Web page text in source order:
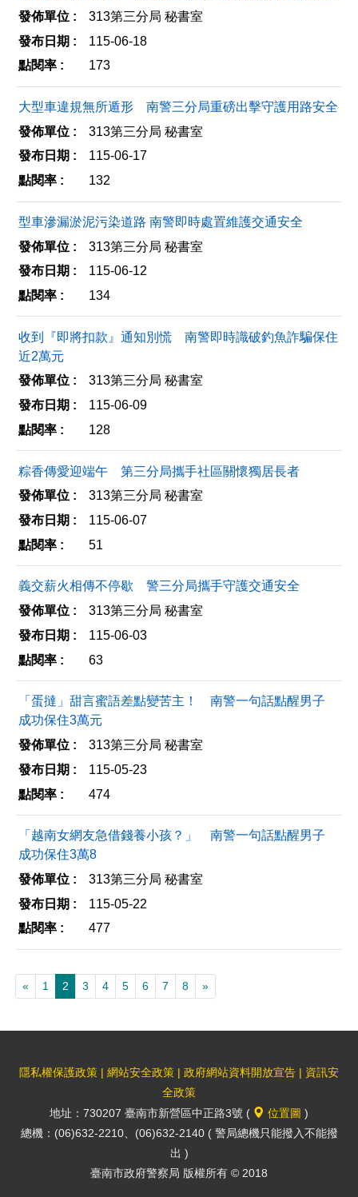
313第三分局 秘書室
115-06-18
173
大型車違規無所遁形 南警三分局重磅出擊守護用路安全
313第三分局 秘書室
115-06-17
132
型車滲漏淤泥污染道路 南警即時處置維護交通安全
313第三分局 秘書室
115-06-12
134
收到『即將扣款』通知別慌 南警即時識破釣魚詐騙保住
近2萬元
313第三分局 秘書室
115-06-09
128
粽香傳愛迎端午 第三分局攜手社區關懷獨居長者
313第三分局 秘書室
115-06-07
51
義交薪火相傳不停歇 警三分局攜手守護交通安全
313第三分局 秘書室
115-06-03
63
「蛋撻」甜言蜜語差點變苦主！ 南警一句話點醒男子
成功保住3萬元
313第三分局 秘書室
115-05-23
474
「越南女網友急借錢養小孩？」 南警一句話點醒男子
成功保住3萬8
313第三分局 秘書室
115-05-22
477
« 1 2 3 4 5 6 7 8 »
隱私權保護政策 | 網站安全政策 | 政府網站資料開放宣告 | 資訊安
全政策
地址：730207 臺南市新營區中正路3號 (
位置圖 )
總機：(06)632-2210、(06)632-2140 ( 警局總機只能撥入不能撥
出 )
臺南市政府警察局 版權所有 © 2018